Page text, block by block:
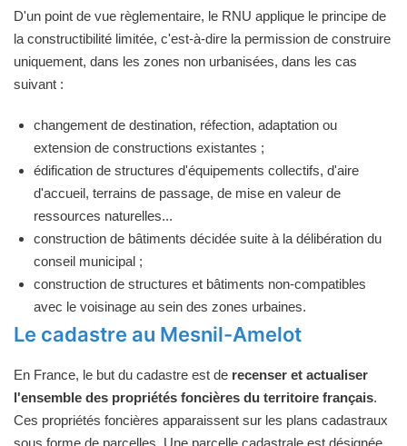
D'un point de vue règlementaire, le RNU applique le principe de
la constructibilité limitée, c'est-à-dire la permission de construire
uniquement, dans les zones non urbanisées, dans les cas
suivant :
changement de destination, réfection, adaptation ou
extension de constructions existantes ;
édification de structures d'équipements collectifs, d'aire
d'accueil, terrains de passage, de mise en valeur de
ressources naturelles...
construction de bâtiments décidée suite à la délibération du
conseil municipal ;
construction de structures et bâtiments non-compatibles
avec le voisinage au sein des zones urbaines.
Le cadastre au Mesnil-Amelot
En France, le but du cadastre est de recenser et actualiser
l'ensemble des propriétés foncières du territoire français.
Ces propriétés foncières apparaissent sur les plans cadastraux
sous forme de parcelles. Une parcelle cadastrale est désignée